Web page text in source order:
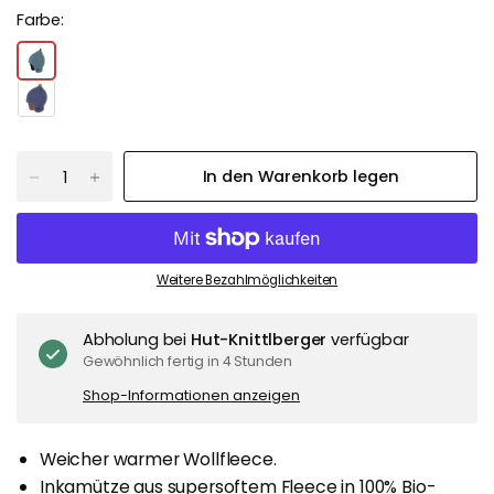
Farbe:
In den Warenkorb legen
Weitere Bezahlmöglichkeiten
Abholung bei Hut-Knittlberger verfügbar
Gewöhnlich fertig in 4 Stunden
Shop-Informationen anzeigen
Weicher warmer Wollfleece.
Inkamütze aus supersoftem Fleece in 100% Bio-